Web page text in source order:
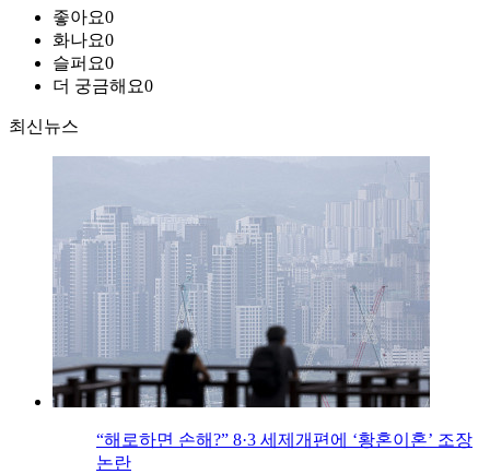
좋아요0
화나요0
슬퍼요0
더 궁금해요0
최신뉴스
“해로하면 손해?” 8·3 세제개편에 ‘황혼이혼’ 조장
논란